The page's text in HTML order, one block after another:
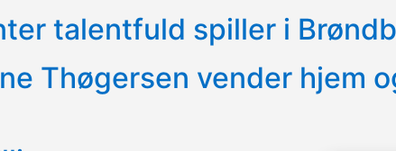
talentfuld spiller i
Thøgersen vender hjem